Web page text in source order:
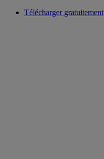
Télécharger gratuitement